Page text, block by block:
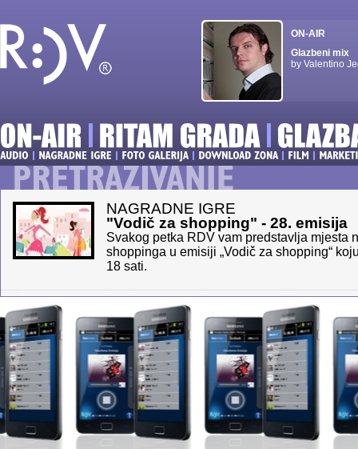
ON-AIR
Glazbeni mix
by Valentino
NAGRADNE IGRE
"Vodič za shopping" - 28. emisija
Svakog petka RDV vam predstavlja mjesta
shoppinga u emisiji „Vodič za shopping“
18 sati.